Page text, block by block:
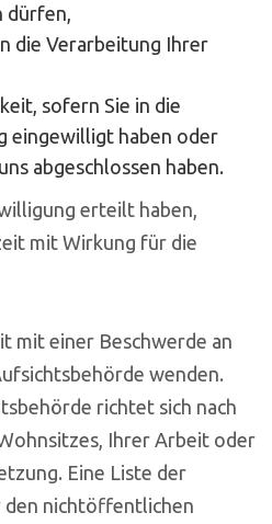
dürfen,
die Verarbeitung Ihrer
sofern Sie in die
eingewilligt haben oder
abgeschlossen haben.
erteilt haben,
mit Wirkung für die
mit einer Beschwerde an
wenden.
richtet sich nach
Ihrer Arbeit oder
Eine Liste der
nichtöffentlichen